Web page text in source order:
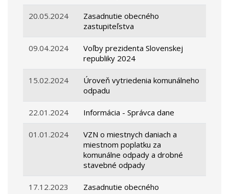
20.05.2024
Zasadnutie obecného
zastupiteľstva
09.04.2024
Voľby prezidenta Slovenskej
republiky 2024
15.02.2024
Úroveň vytriedenia komunálneho
odpadu
22.01.2024 Informácia - Správca dane
01.01.2024
VZN o miestnych daniach a
miestnom poplatku za
komunálne odpady a drobné
stavebné odpady
17.12.2023
Zasadnutie obecného